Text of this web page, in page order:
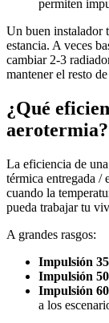
permiten
Un buen instalador
estancia. A veces
cambiar 2-3
mantener el resto
¿Qué
aerotermia?
La eficiencia de
térmica entregada /
cuando la
pueda trabajar tu
A grandes rasgos:
Impulsión
Impulsión
Impulsión
a los